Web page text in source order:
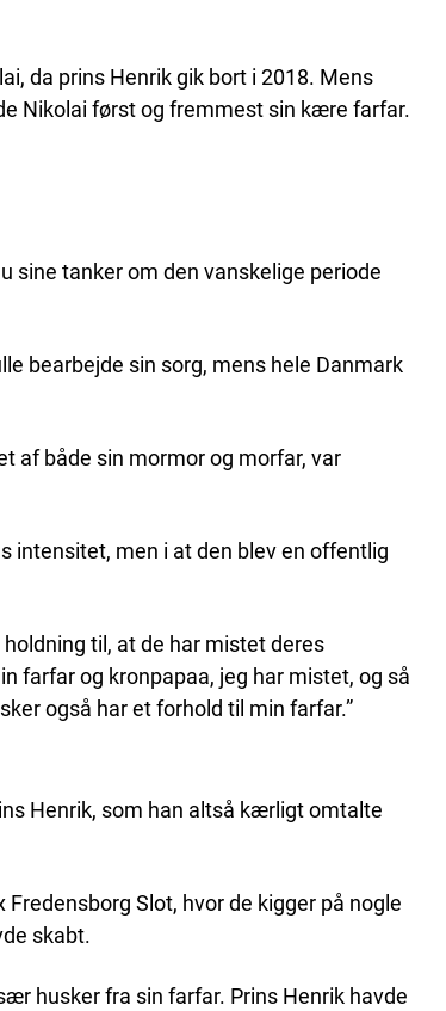
da prins Henrik gik bort i 2018. Mens
Nikolai først og fremmest sin kære farfar.
sine tanker om den vanskelige periode
bearbejde sin sorg, mens hele Danmark
af både sin mormor og morfar, var
intensitet, men i at den blev en offentlig
til, at de har mistet deres
farfar og kronpapaa, jeg har mistet, og så
også har et forhold til min farfar.”
Henrik, som han altså kærligt omtalte
Slot, hvor de kigger på nogle
skabt.
husker fra sin farfar. Prins Henrik havde